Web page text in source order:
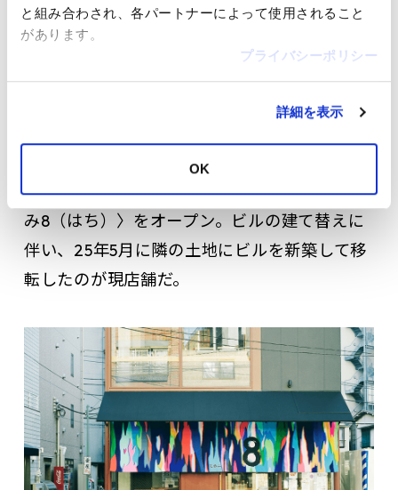
と組み合わされ、各パートナーによって使用されること
があります。
プライバシーポリシー
詳細を表示
OK
オーナーの中田一さん、スタッフの石井達也さん。
いに、“8”と書かれたカラフルな暖簾が目をひ
んが「地元を盛り上げたい」と、創作和食の店
に続いて2015年に立ち飲みスタイルの〈立呑
み8（はち）〉をオープン。ビルの建て替えに
伴い、25年5月に隣の土地にビルを新築して移
転したのが現店舗だ。